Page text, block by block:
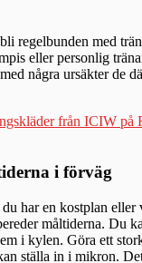
regelbunden med
eller personlig
några ursäkter de
från ICIW
i förväg
har en kostplan eller
måltiderna. Du
i kylen. Göra ett
ställa in i mikron.